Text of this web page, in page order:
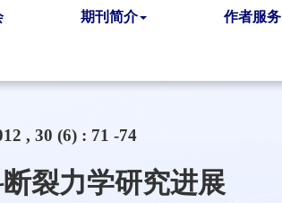
期刊简介 作者服务
, 30 (6) : 71 -74
裂力学研究进展